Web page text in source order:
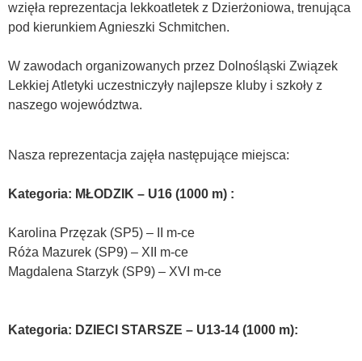
wzięła reprezentacja lekkoatletek z Dzierżoniowa, trenująca
pod kierunkiem Agnieszki Schmitchen.
W zawodach organizowanych przez Dolnośląski Związek
Lekkiej Atletyki uczestniczyły najlepsze kluby i szkoły z
naszego województwa.
Nasza reprezentacja zajęła następujące miejsca:
Kategoria: MŁODZIK – U16 (1000 m) :
Karolina Przęzak (SP5) – II m-ce
Róża Mazurek (SP9) – XII m-ce
Magdalena Starzyk (SP9) – XVI m-ce
Kategoria: DZIECI STARSZE – U13-14 (1000 m):